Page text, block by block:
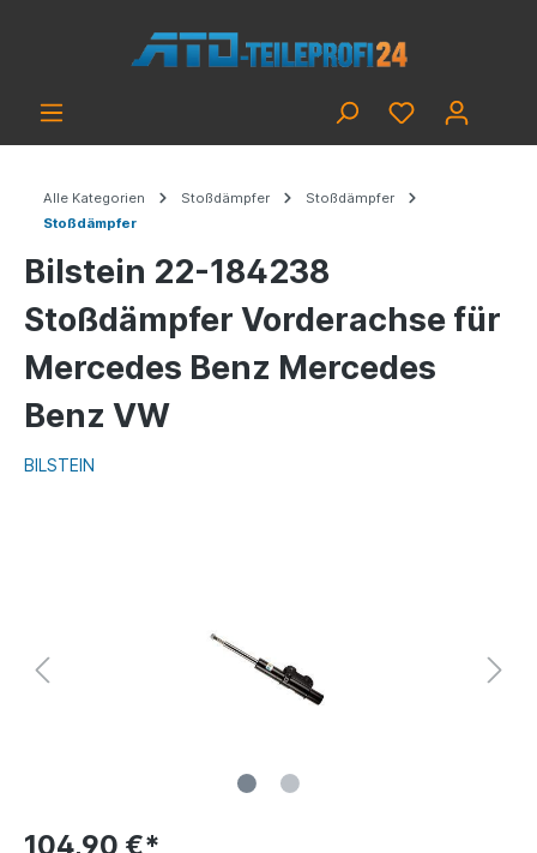
Alle Kategorien Stoßdämpfer
Stoßdämpfer
Stoßdämpfer
Bilstein 22-184238
Stoßdämpfer Vorderachse für
Mercedes Benz Mercedes
Benz VW
BILSTEIN
104,90 €*